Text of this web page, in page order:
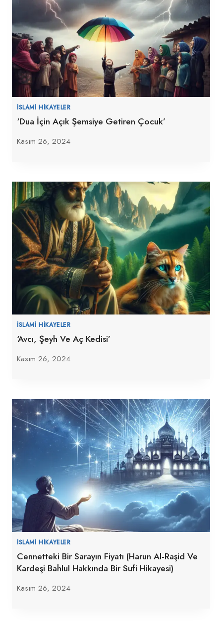
İSLAMI HIKAYELER
‘Dua İçin Açık Şemsiye Getiren Çocuk’
Kasım 26, 2024
İSLAMI HIKAYELER
‘Avcı, Şeyh Ve Aç Kedisi’
Kasım 26, 2024
İSLAMI HIKAYELER
Cennetteki Bir Sarayın Fiyatı (Harun Al-Raşid Ve
Kardeşi Bahlul Hakkında Bir Sufi Hikayesi)
Kasım 26, 2024